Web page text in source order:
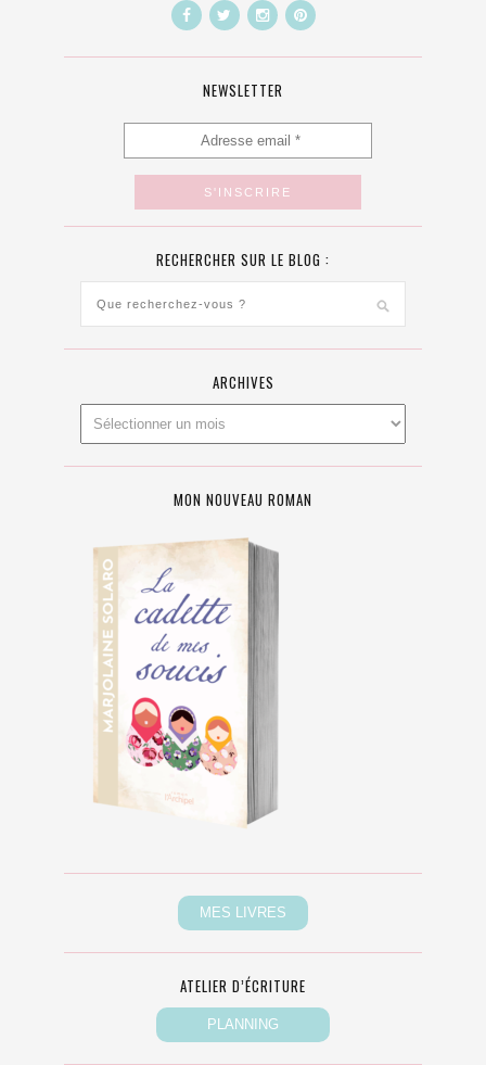
NEWSLETTER
RECHERCHER SUR LE BLOG :
ARCHIVES
MON NOUVEAU ROMAN
ATELIER D’ÉCRITURE